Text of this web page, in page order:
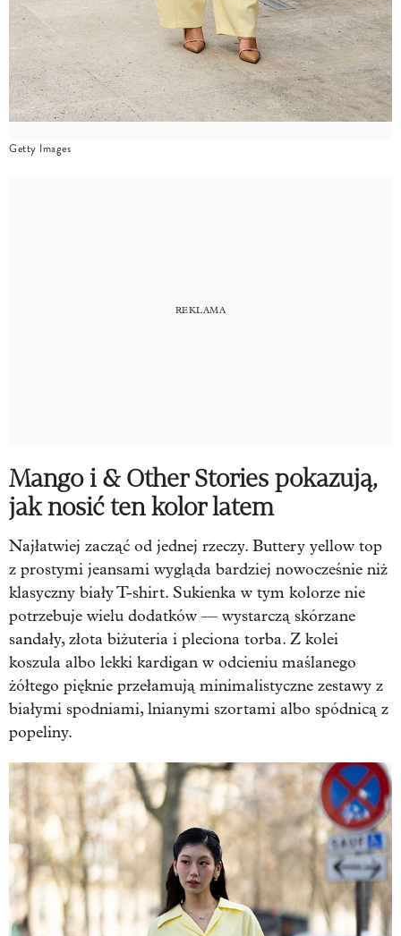
Getty Images
Mango i & Other Stories pokazują,
jak nosić ten kolor latem
Najłatwiej zacząć od jednej rzeczy. Buttery yellow top
z prostymi jeansami wygląda bardziej nowocześnie niż
klasyczny biały T-shirt. Sukienka w tym kolorze nie
potrzebuje wielu dodatków — wystarczą skórzane
sandały, złota biżuteria i pleciona torba. Z kolei
koszula albo lekki kardigan w odcieniu maślanego
żółtego pięknie przełamują minimalistyczne zestawy z
białymi spodniami, lnianymi szortami albo spódnicą z
popeliny.